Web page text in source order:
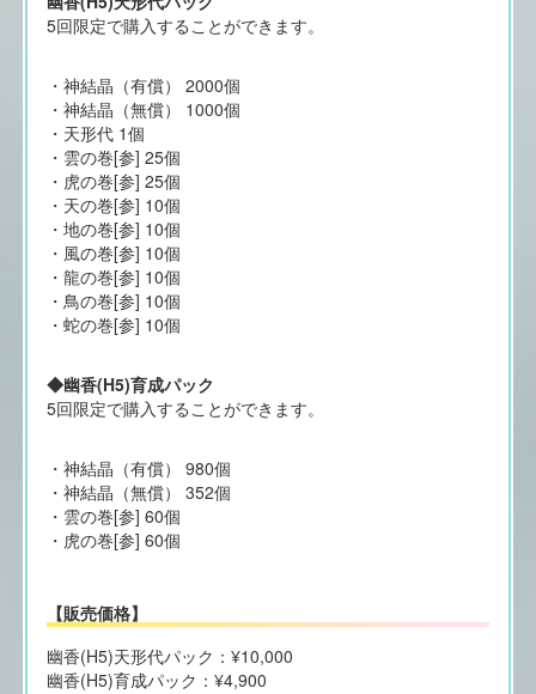
5回限定で購入することができます。
・神結晶（有償） 2000個
・神結晶（無償） 1000個
・天形代 1個
・雲の巻[参] 25個
・虎の巻[参] 25個
・天の巻[参] 10個
・地の巻[参] 10個
・風の巻[参] 10個
・龍の巻[参] 10個
・鳥の巻[参] 10個
・蛇の巻[参] 10個
◆幽香(H5)育成パック
5回限定で購入することができます。
・神結晶（有償） 980個
・神結晶（無償） 352個
・雲の巻[参] 60個
・虎の巻[参] 60個
【販売価格】
幽香(H5)天形代パック：¥10,000
幽香(H5)育成パック：¥4,900